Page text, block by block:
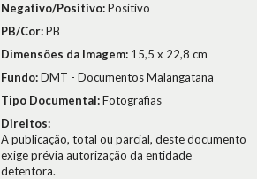
Negativo/Positivo:Positivo
PB/Cor:PB
Dimensões da Imagem: 15,5 x 22,8 cm
Fundo:DMT - Documentos Malangatana
Tipo Documental:Fotografias
Direitos:
A publicação, total ou parcial, deste documento
exige prévia autorização da entidade
detentora.